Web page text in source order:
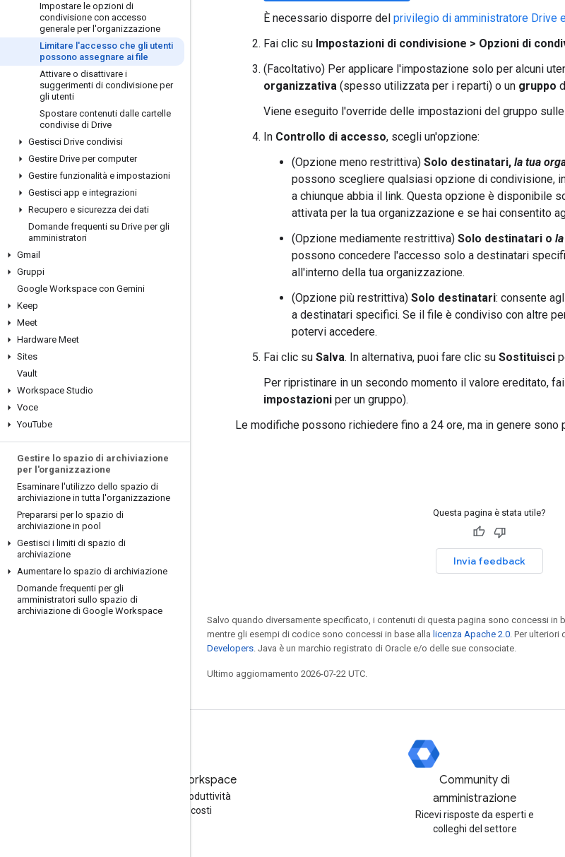
Impostare le opzioni di
condivisione con accesso
generale per l'organizzazione
Limitare l'accesso che gli utenti
possono assegnare ai file
Attivare o disattivare i
suggerimenti di condivisione per
gli utenti
Spostare contenuti dalle cartelle
condivise di Drive
Gestisci Drive condivisi
Gestire Drive per computer
Gestire funzionalità e impostazioni
Gestisci app e integrazioni
Recupero e sicurezza dei dati
Domande frequenti su Drive per gli
amministratori
Gmail
Gruppi
Google Workspace con Gemini
Keep
Meet
Hardware Meet
Sites
Vault
Workspace Studio
Voce
YouTube
Gestire lo spazio di archiviazione
per l'organizzazione
Esaminare l'utilizzo dello spazio di
archiviazione in tutta l'organizzazione
Prepararsi per lo spazio di
archiviazione in pool
Gestisci i limiti di spazio di
archiviazione
Aumentare lo spazio di archiviazione
Domande frequenti per gli
amministratori sullo spazio di
archiviazione di Google Workspace
È necessario disporre del privilegio di amministratore Drive
Fai clic su Impostazioni di condivisione > Opzioni di
(Facoltativo) Per applicare l'impostazione solo per alcuni
organizzativa (spesso utilizzata per i reparti) o un gruppo
Viene eseguito l'override delle impostazioni del gruppo
In Controllo di accesso, scegli un'opzione:
(Opzione meno restrittiva) Solo destinatari, la tua
possono scegliere qualsiasi opzione di condivisione,
a chiunque abbia il link. Questa opzione è disponibile
attivata per la tua organizzazione e se hai consentito
(Opzione mediamente restrittiva) Solo destinatari o
possono concedere l'accesso solo a destinatari
all'interno della tua organizzazione.
(Opzione più restrittiva) Solo destinatari: consente
a destinatari specifici. Se il file è condiviso con altre
potervi accedere.
Fai clic su Salva. In alternativa, puoi fare clic su Sostituisci
Per ripristinare in un secondo momento il valore ereditato,
impostazioni per un gruppo).
Le modifiche possono richiedere fino a 24 ore, ma in genere sono
Questa pagina è stata utile?
Invia feedback
Salvo quando diversamente specificato, i contenuti di questa pagina sono concessi in
mentre gli esempi di codice sono concessi in base alla licenza Apache 2.0. Per ulteriori
Developers. Java è un marchio registrato di Oracle e/o delle sue consociate.
Ultimo aggiornamento 2026-07-22 UTC.
Prova Google Workspace
Aumenta la tua produttività
con l'AI senza costi
Community di
amministrazione
Ricevi risposte da esperti e
colleghi del settore